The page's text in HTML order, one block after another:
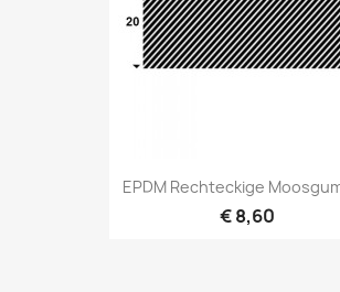
EPDM Rechteckige
€ 8,60